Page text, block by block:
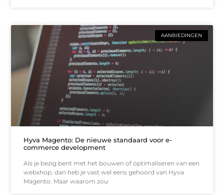
AANBIEDINGEN
Hyva Magento: De nieuwe standaard voor e-
commerce development
Als je bezig bent met het bouwen of optimaliseren van een
webshop, dan heb je vast wel eens gehoord van Hyva
Magento. Maar waarom zou